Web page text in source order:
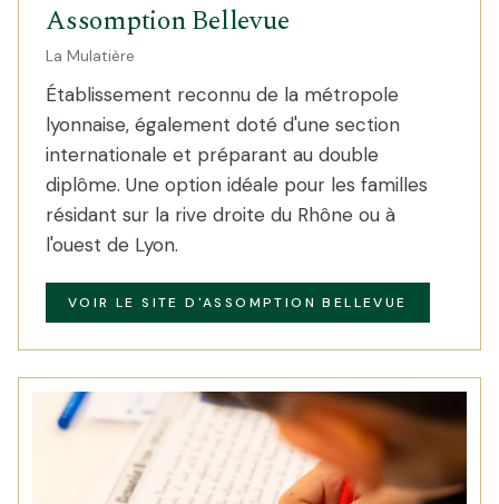
Assomption Bellevue
La Mulatière
Établissement reconnu de la métropole
lyonnaise, également doté d'une section
internationale et préparant au double
diplôme. Une option idéale pour les familles
résidant sur la rive droite du Rhône ou à
l'ouest de Lyon.
VOIR LE SITE D'ASSOMPTION BELLEVUE